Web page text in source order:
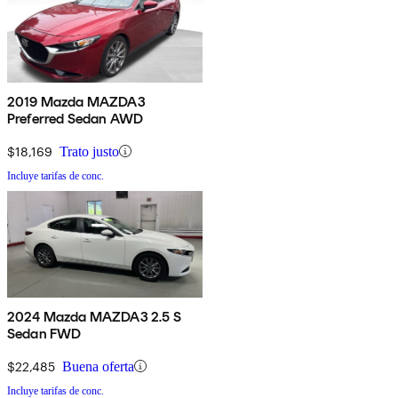
2019 Mazda MAZDA3
Preferred Sedan AWD
$18,169 Trato justo
Incluye tarifas de conc.
2024 Mazda MAZDA3 2.5 S
Sedan FWD
$22,485 Buena oferta
Incluye tarifas de conc.